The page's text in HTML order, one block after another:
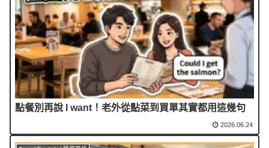
點餐別再說 I want！老外從點菜到買單其實都用這幾句
2026.06.24